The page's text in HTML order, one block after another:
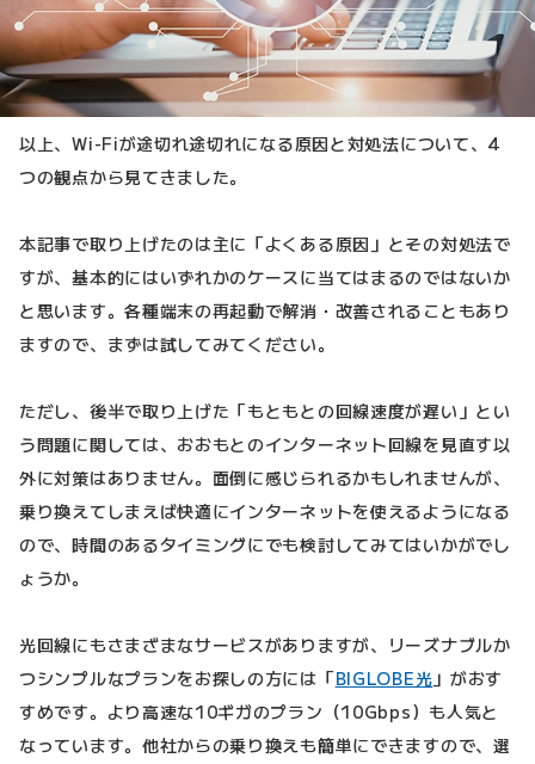
以上、Wi-Fiが途切れ途切れになる原因と対処法について、4
つの観点から見てきました。
本記事で取り上げたのは主に「よくある原因」とその対処法で
すが、基本的にはいずれかのケースに当てはまるのではないか
と思います。各種端末の再起動で解消・改善されることもあり
ますので、まずは試してみてください。
ただし、後半で取り上げた「もともとの回線速度が遅い」とい
う問題に関しては、おおもとのインターネット回線を見直す以
外に対策はありません。面倒に感じられるかもしれませんが、
乗り換えてしまえば快適にインターネットを使えるようになる
ので、時間のあるタイミングにでも検討してみてはいかがでし
ょうか。
光回線にもさまざまなサービスがありますが、リーズナブルか
つシンプルなプランをお探しの方には「BIGLOBE光 」がおす
すめです。より高速な10ギガのプラン（10Gbps）も人気と
なっています。他社からの乗り換えも簡単にできますので、選